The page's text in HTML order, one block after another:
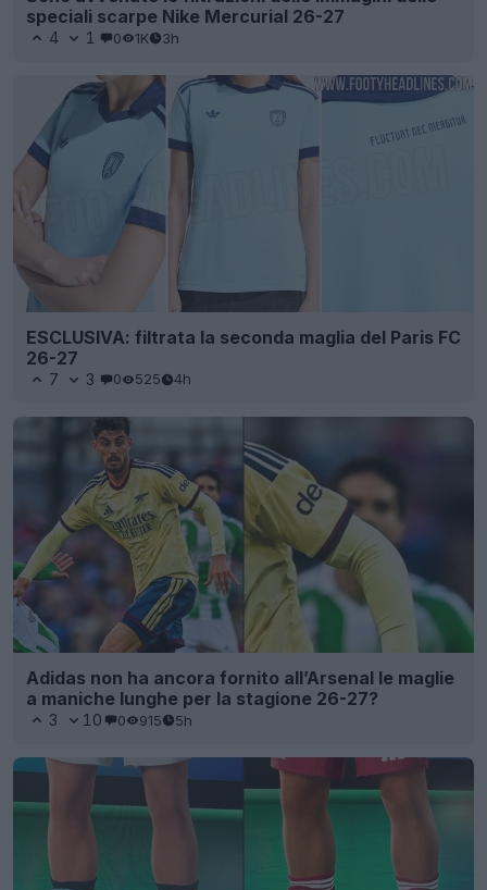
speciali scarpe Nike Mercurial 26-27
4 1 0 1K 3h
ESCLUSIVA: filtrata la seconda maglia del Paris FC
26-27
7 3 0 525 4h
Adidas non ha ancora fornito all’Arsenal le maglie
a maniche lunghe per la stagione 26-27?
3 10 0 915 5h